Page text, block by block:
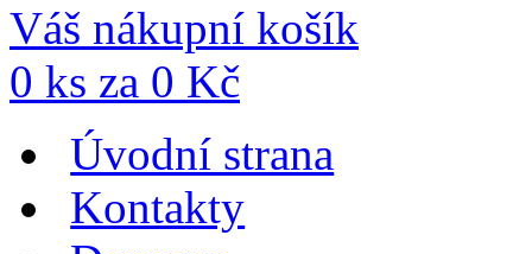
Váš nákupní košík
0 ks za 0 Kč
Úvodní strana
Kontakty